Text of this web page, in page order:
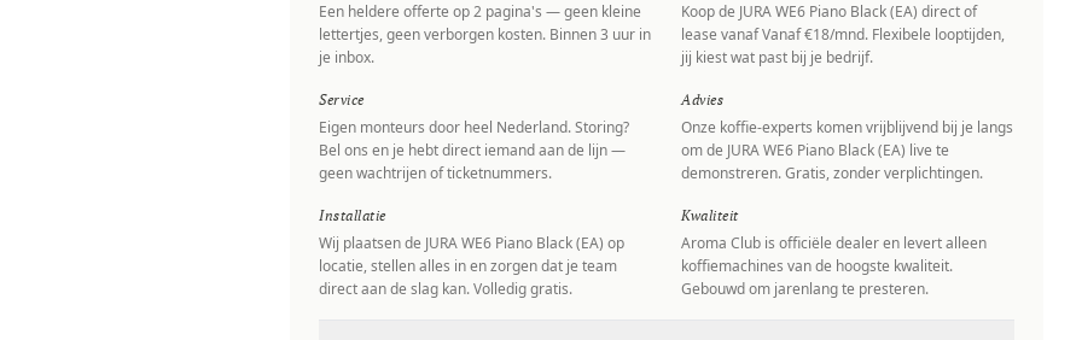
Een heldere offerte op 2 pagina's — geen kleine
lettertjes, geen verborgen kosten. Binnen 3 uur in
je inbox.
Koop de JURA WE6 Piano Black (EA) direct of
lease vanaf Vanaf €18/mnd. Flexibele looptijden,
jij kiest wat past bij je bedrijf.
Service
Eigen monteurs door heel Nederland. Storing?
Bel ons en je hebt direct iemand aan de lijn —
geen wachtrijen of ticketnummers.
Advies
Onze koffie-experts komen vrijblijvend bij je langs
om de JURA WE6 Piano Black (EA) live te
demonstreren. Gratis, zonder verplichtingen.
Installatie
Wij plaatsen de JURA WE6 Piano Black (EA) op
locatie, stellen alles in en zorgen dat je team
direct aan de slag kan. Volledig gratis.
Kwaliteit
Aroma Club is officiële dealer en levert alleen
koffiemachines van de hoogste kwaliteit.
Gebouwd om jarenlang te presteren.